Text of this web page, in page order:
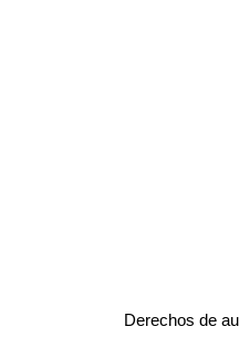
Derechos de